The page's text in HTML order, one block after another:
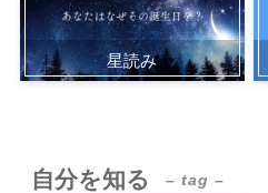
星読み
自分を知る – tag –